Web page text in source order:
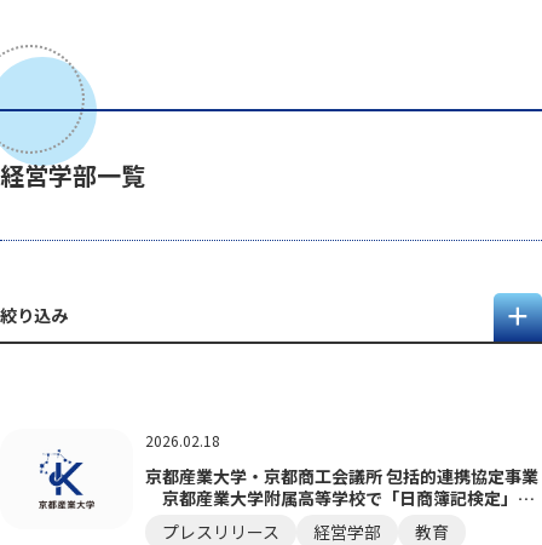
経営学部一覧
絞り込み
2026.02.18
京都産業大学・京都商工会議所 包括的連携協定事業
京都産業大学附属高等学校で「日商簿記検定」を
実施
プレスリリース 経営学部 教育